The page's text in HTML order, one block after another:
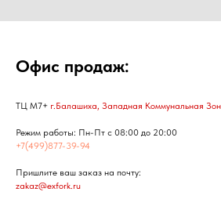
Офис продаж:
ТЦ М7+ г.Балашиха, Западная Коммунальная
Режим работы: Пн-Пт с 08:00 до 20:00
+7(499)877-39-94
Пришлите ваш заказ на почту:
zakaz@exfork.ru